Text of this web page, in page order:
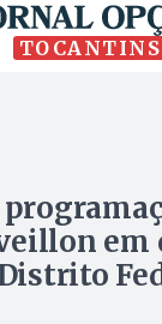
TOCANTINS
em